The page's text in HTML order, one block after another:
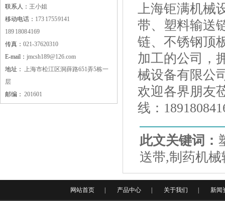
联系人： 王小姐
移动电话： 173 1755 9141
189 1808 4169
传真： 021-37620310
E-mail： jmcsh189@126.com
地址： 上海市松江区洞薛路651弄5栋一
层
邮编： 201601
上海钜满机械
带、塑料输送
链、不锈钢顶
加工的公司，
械设备有限公
欢迎各界朋友
线：
此文关键词：
送带,制药机
网站首页 产品中心 关于我们 新闻